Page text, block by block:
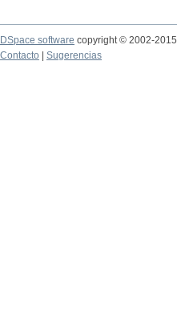
DSpace software copyright © 2002-2015
Contacto
Sugerencias